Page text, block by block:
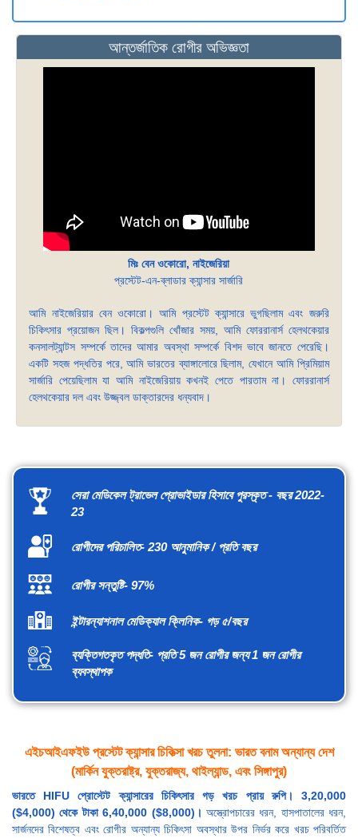
আন্তর্জাতিক রোগীর অভিজ্ঞতা
মিঃ বেন ওকোরো, নাইজেরিয়া
প্রস্টেট-এন-ব্লাডার ক্যান্সার সার্জারি
আমি নাইজেরিয়ার বেন ওকোরো। আমি প্রস্টেট ক্যান্সারে ভুগছিলাম এবং জরুরি
চিকিৎসার প্রয়োজন ছিল। বিকল্পগুলি খোঁজার সময়, আমি ফোররানার্স হেলথকেয়ার
কনসালট্যান্টস সম্পর্কে তাদের আমার অবস্থা সম্পর্কে বিশদ ভাবে জানতে পেরেছি।
একটি সহজ পদ্ধতির পরে, আমি ভারতের ব্যাঙ্গালোরে ছিলাম, যেখানে আমি প্রিমিয়াম
সার্জারি পেয়েছিলাম যা আমি নাইজেরিয়ায় কখনই পেতে পারতাম না। ফোররানার্স
হেলথকেয়ার দল এবং উজ্জ্বল ডাক্তারদের ধন্যবাদ।
সেরা মেডিকেল ট্রাভেল প্রোভাইডার হিসাবে পুরস্কৃত - বছর 2022-
23
রোগীদের পরিচালিত- 230 আনুমানিক / প্রতি বছর
রোগীর সন্তুষ্টি- 97%
ইন্টারন্যাশনাল মেডিক্যাল ক্লিনিক- গড় ৫/বছর
ব্যক্তিগতকৃত পদ্ধতি- প্রতি 5 জন রোগীর জন্য 1 জন রোগীর
ব্যবস্থাপক
এইচআইএফইউ প্রস্টেট ক্যান্সার চিকিত্সা খরচ তুলনা: ভারত বনাম অন্যান্য দেশ
(মার্কিন যুক্তরাষ্ট্র, যুক্তরাজ্য, থাইল্যান্ড, এবং সিঙ্গাপুর)
ভারতে HIFU প্রোস্টেট ক্যান্সারের চিকিৎসার গড় খরচ প্রায় রুপি। 3,20,000
($4,000) থেকে টাকা 6,40,000 ($8,000)। অস্ত্রোপচারের ধরন, হাসপাতালের ধরন,
সার্জনদের বিশেষত্ব এবং রোগীর অন্যান্য চিকিৎসা অবস্থার উপর নির্ভর করে খরচ পরিবর্তিত